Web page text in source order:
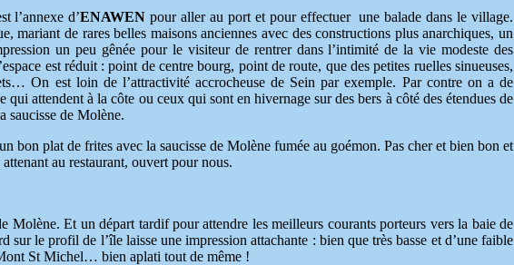
l’annexe d’ENAWEN pour aller au port et pour effectuer une balade dans le village.
mariant de rares belles maisons anciennes avec des constructions plus anarchiques, un
un peu gênée pour le visiteur de rentrer dans l’intimité de la vie modeste des
est réduit : point de centre bourg, point de route, que des petites ruelles sinueuses,
On est loin de l’attractivité accrocheuse de Sein par exemple. Par contre on a de
attendent à la côte ou ceux qui sont en hivernage sur des bers à côté des étendues de
saucisse de Molène.
bon plat de frites avec la saucisse de Molène fumée au goémon. Pas cher et bien bon et
au restaurant, ouvert pour nous.
Et un départ tardif pour attendre les meilleurs courants porteurs vers la baie de
le profil de l’île laisse une impression attachante : bien que très basse et d’une faible
St Michel… bien aplati tout de même !